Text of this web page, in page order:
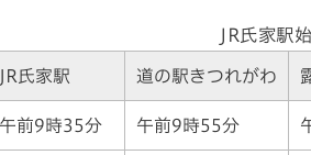
JR氏家駅
JR氏家駅 道の駅きつれがわ
午前9時35分 午前9時55分